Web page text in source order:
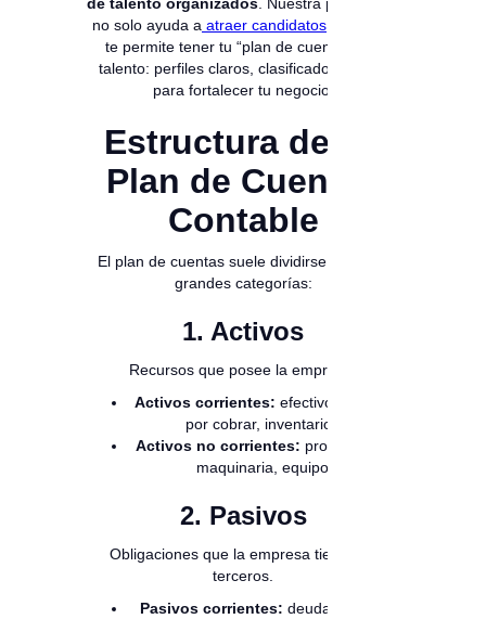
no solo ayuda a atraer candidatos
te permite tener tu “plan de cuentas” del
talento: perfiles claros, clasificados y listos
para fortalecer tu negocio.
Estructura de un
Plan de Cuentas
Contable
El plan de cuentas suele dividirse en cinco
grandes categorías:
1. Activos
Recursos que posee la empresa.
Activos corrientes: efectivo, cuentas
por cobrar, inventarios.
Activos no corrientes: propiedades,
maquinaria, equipo.
2. Pasivos
Obligaciones que la empresa tiene con
terceros.
Pasivos corrientes: deudas a corto